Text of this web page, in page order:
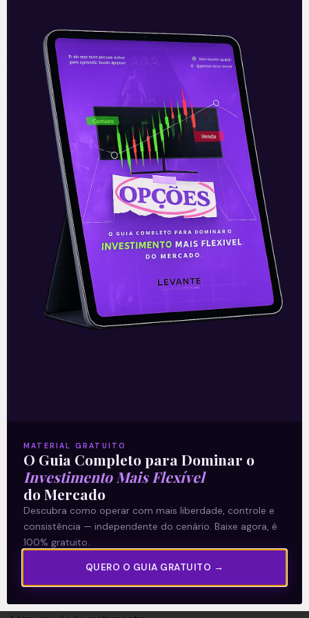
Análise Técnica: Os Principais
Erros de Iniciantes
A Análise Técnica é uma das principais
ferramentas utilizadas na hora de auxiliar
o investidor em quais decisões tomar e
em como interpretar possíveis
tendências
Leia mais
09/06/2021
Sobre nós
Termos e Condições
Política de Privacidade
Explore
Artigos
MATERIAL GRATUITO
O Guia Completo para Dominar o
Investimento Mais Flexível
do Mercado
Descubra como operar com mais liberdade, controle e
consistência — independente do cenário. Baixe agora, é
100% gratuito.
QUERO O GUIA GRATUITO →